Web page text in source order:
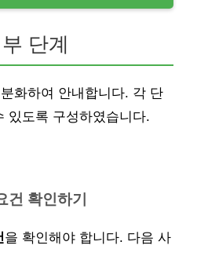
단계
화하여 안내합니다. 각 단
있도록 구성하였습니다.
건 확인하기
을 확인해야 합니다. 다음 사